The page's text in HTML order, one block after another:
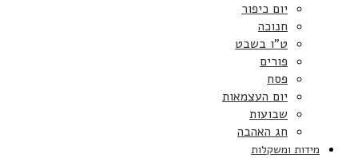
יום כיפור
חנוכה
ט”ו בשבט
פורים
פסח
יום העצמאות
שבועות
חג האהבה
מידות ומשקלות